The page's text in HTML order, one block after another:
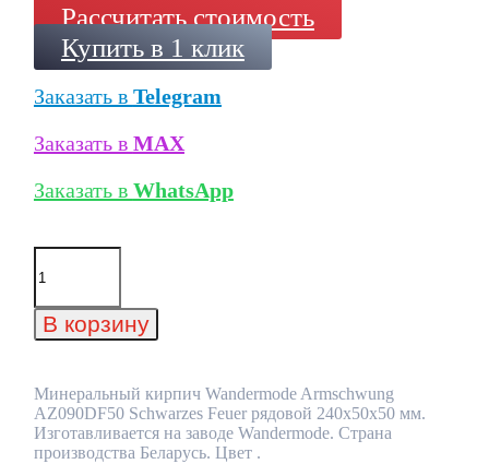
Рассчитать стоимость
Купить в 1 клик
Заказать в Telegram
Заказать в MAX
Заказать в WhatsApp
Количество
товара
кирпич
Wandermode
Schwarzes
Feuer
рядовой
240x50x50
В корзину
Минеральный кирпич Wandermode Armschwung
AZ090DF50 Schwarzes Feuer рядовой 240x50x50 мм.
Изготавливается на заводе Wandermode. Страна
производства Беларусь. Цвет .